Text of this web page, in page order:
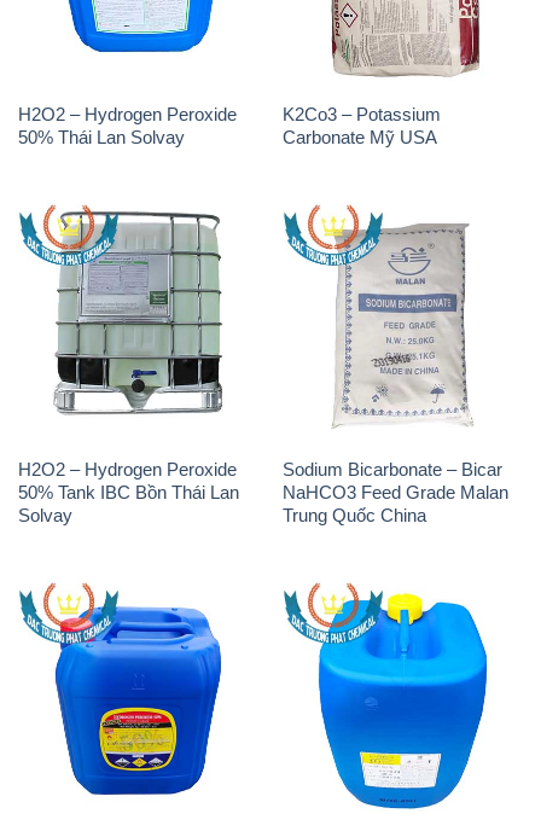
H2O2 – Hydrogen Peroxide
50% Thái Lan Solvay
K2Co3 – Potassium
Carbonate Mỹ USA
H2O2 – Hydrogen Peroxide
50% Tank IBC Bồn Thái Lan
Solvay
Sodium Bicarbonate – Bicar
NaHCO3 Feed Grade Malan
Trung Quốc China